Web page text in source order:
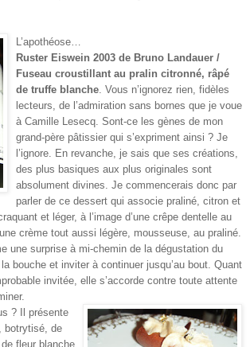
L’apothéose…
Ruster Eiswein 2003 de Bruno Landauer /
Fuseau croustillant au pralin citronné, râpé
de truffe blanche . Vous n’ignorez rien, fidèles
lecteurs, de l’admiration sans bornes que je voue
à Camille Lesecq. Sont-ce les gènes de mon
grand-père pâtissier qui s’expriment ainsi ? Je
l’ignore. En revanche, je sais que ses créations,
des plus basiques aux plus originales sont
absolument divines. Je commencerais donc par
parler de ce dessert qui associe praliné, citron et
et léger, à l’image d’une crêpe dentelle au
crème tout aussi légère, mousseuse, au praliné.
une surprise à mi-chemin de la dégustation du
bouche et inviter à continuer jusqu’au bout. Quant
invitée, elle s’accorde contre toute attente
? Il présente
botrytisé, de
fleur blanche